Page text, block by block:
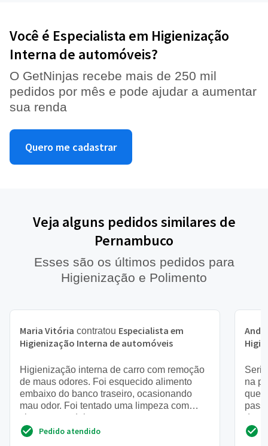
Você é Especialista em Higienização
Interna de automóveis?
O GetNinjas recebe mais de 250 mil
pedidos por mês e pode ajudar a aumentar
sua renda
Quero me cadastrar
Veja alguns pedidos similares de
Pernambuco
Esses são os últimos pedidos para
Higienização e Polimento
Maria Vitória contratou Especialista em
Higienização Interna de automóveis
Higienização interna de carro com remoção
de maus odores. Foi esquecido alimento
embaixo do banco traseiro, ocasionando
mau odor. Foi tentado uma limpeza com
vinagre que deixou o carro co...
Pedido atendido
na
que